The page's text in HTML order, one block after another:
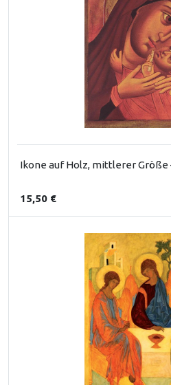
Ikone auf Holz, mittlerer Größe
15,50 €